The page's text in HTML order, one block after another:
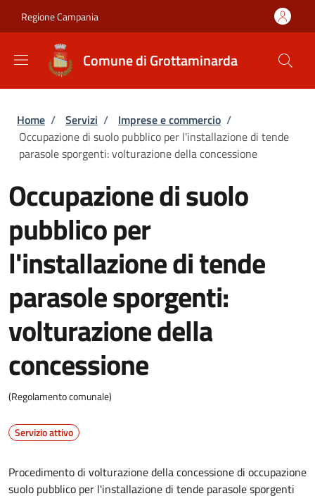
Regione Campania
Comune di Grottaminarda
Briciole di pane
Home / Servizi / Imprese e commercio /
Occupazione di suolo pubblico per l'installazione di tende
parasole sporgenti: volturazione della concessione
Occupazione di suolo
pubblico per
l'installazione di tende
parasole sporgenti:
volturazione della
concessione
(Regolamento comunale)
Servizio attivo
Procedimento di volturazione della concessione di occupazione
suolo pubblico per l'installazione di tende parasole sporgenti